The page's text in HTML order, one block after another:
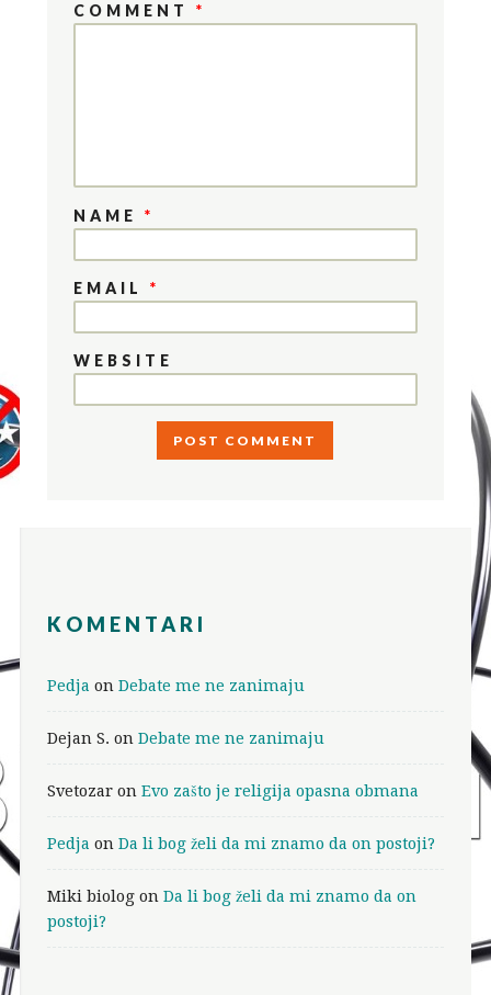
COMMENT*
NAME*
EMAIL*
WEBSITE
KOMENTARI
Pedja on Debate me ne zanimaju
Dejan S. on Debate me ne zanimaju
Svetozaron Evo zašto je religija opasna obmana
Pedja on Da li bog želi da mi znamo da on postoji?
Miki biologon Da li bog želi da mi znamo da on
postoji?